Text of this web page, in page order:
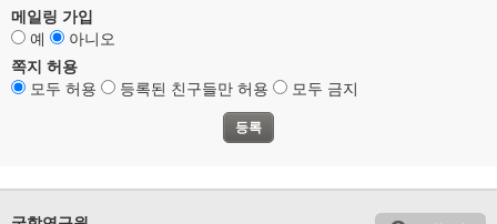
메일링 가입
예
아니오
쪽지 허용
모두 허용
등록된 친구들만 허용 모두 금지